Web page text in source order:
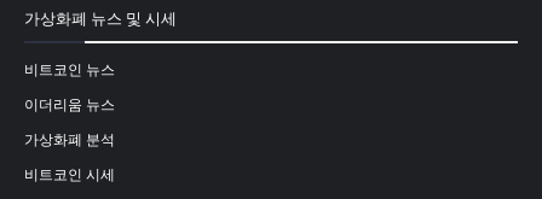
가상화폐 뉴스 및 시세
비트코인 뉴스
이더리움 뉴스
가상화폐 분석
비트코인 시세